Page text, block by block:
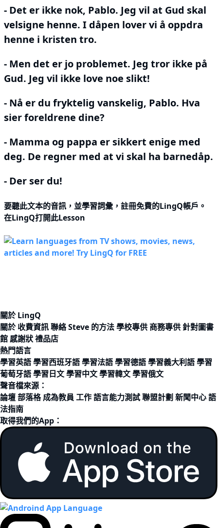
- Det er ikke nok, Pablo. Jeg vil at Gud skal
velsigne henne. I dåpen lover vi å oppdra
henne i kristen tro.
- Men det er jo problemet. Jeg tror ikke på
Gud. Jeg vil ikke love noe slikt!
- Nå er du fryktelig vanskelig, Pablo. Hva
sier foreldrene dine?
- Mamma og pappa er sikkert enige med
deg. De regner med at vi skal ha barnedåp.
- Der ser du!
要聽此文本的音訊，並學習詞彙， 註冊免費的LingQ帳戶。
在LingQ打開此Lesson
關於 LingQ
關於收費資訊聯絡Steve 的方法學校專供 商務專供 針對圖書
館感謝狀禮品店
熱門語言
學習英語學習西班牙語學習法語學習德語學習義大利語學習
葡萄牙語學習日文學習中文學習韓文學習俄文
聲音檔來源：
論壇部落格成為教員 工作語言能力測試聯盟計劃 新聞中心語
法指南
取得我們的App：